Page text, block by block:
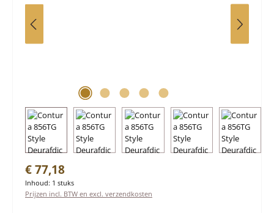
Normale prijs:
€ 77,18
Inhoud: 1 stuks
Prijzen incl. BTW en excl. verzendkosten